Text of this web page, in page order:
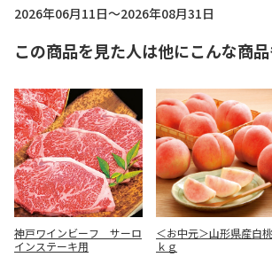
2026年06月11日～2026年08月31日
この商品を見た人は他にこんな商
神戸ワインビーフ サーロ
インステーキ用
＜お中元＞山形県産白
ｋｇ